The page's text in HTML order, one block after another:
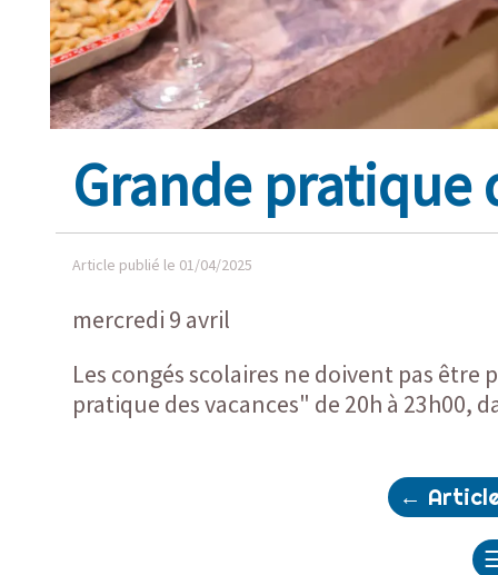
Grande pratique
Article publié le 01/04/2025
mercredi 9 avril
Les congés scolaires ne doivent pas
pratique des vacances" de 20h à 23h00,
←